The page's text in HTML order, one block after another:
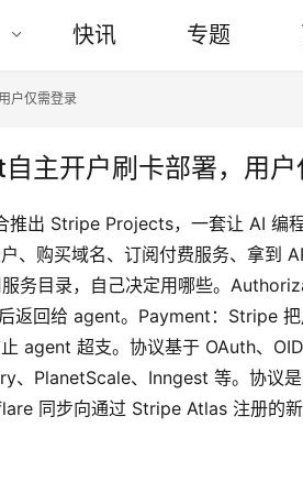
快讯 专题
户仅需登录
主开户刷卡部署，用户
出 Stripe Projects，一套让 AI 编
购买域名、订阅付费服务、拿到
务目录，自己决定用哪些。
返回给 agent。Payment：Stripe
agent 超支。协议基于 OAuth、
PlanetScale、Inngest 等。协议
同步向通过 Stripe Atlas 注册的